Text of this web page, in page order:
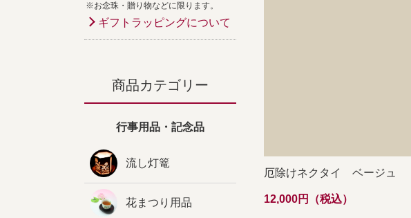
厄除けネクタイ ベージュ
12,000円（税込）
※お念珠・贈り物などに限ります。
ギフトラッピングについて
商品カテゴリー
行事用品・記念品
流し灯篭
花まつり用品